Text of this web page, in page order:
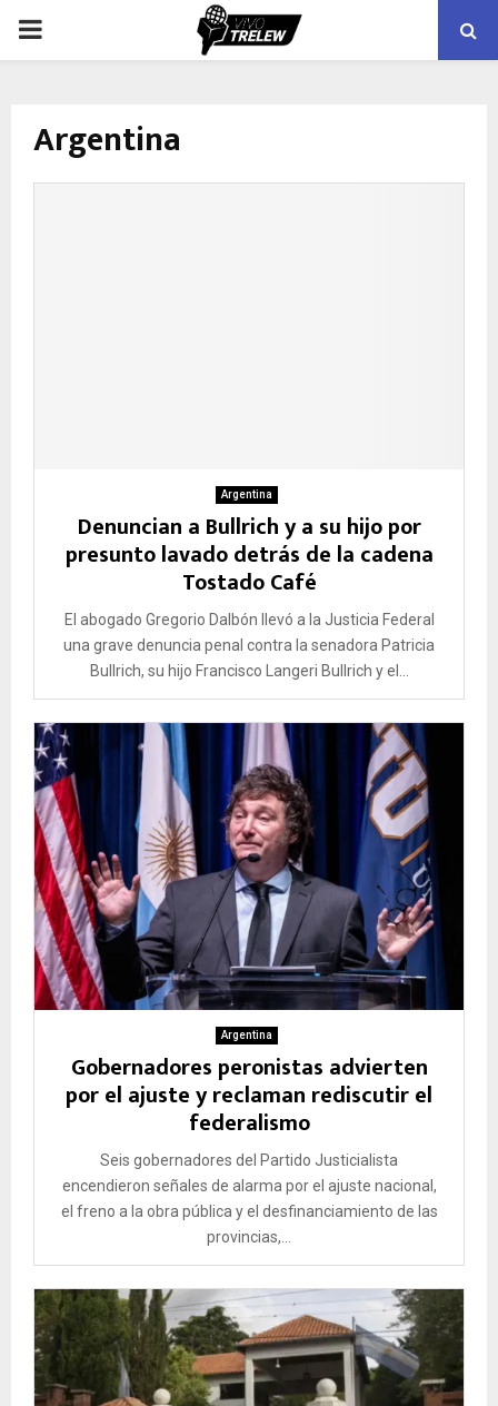
PRIMARY
Argentina
Argentina
Denuncian a Bullrich y a su hijo por
presunto lavado detrás de la cadena
Tostado Café
El abogado Gregorio Dalbón llevó a la Justicia Federal
una grave denuncia penal contra la senadora Patricia
Bullrich, su hijo Francisco Langeri Bullrich y el...
Argentina
Gobernadores peronistas advierten
por el ajuste y reclaman rediscutir el
federalismo
Seis gobernadores del Partido Justicialista
encendieron señales de alarma por el ajuste nacional,
el freno a la obra pública y el desfinanciamiento de las
provincias,...